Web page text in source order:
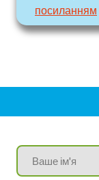
посиланням